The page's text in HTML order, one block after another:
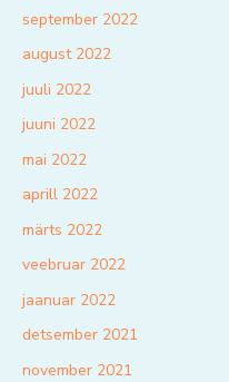
september 2022
august 2022
juuli 2022
juuni 2022
mai 2022
aprill 2022
märts 2022
veebruar 2022
jaanuar 2022
detsember 2021
november 2021